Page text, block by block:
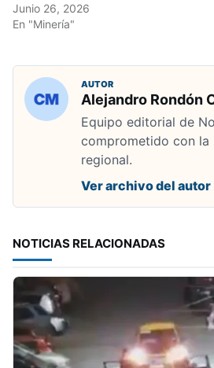
Junio 26, 2026
En "Minería"
AUTOR
Alejandro Rondón
Equipo editorial de
comprometido con
regional.
Ver archivo del autor
NOTICIAS RELACIONADAS